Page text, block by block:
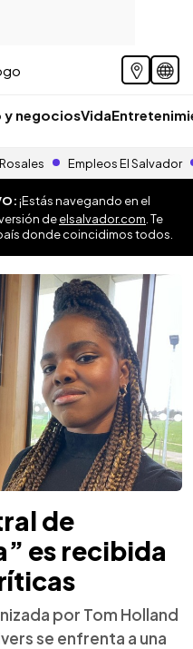
y negociosVida
Empleos El Salvador
¡Estás navegando en el
deelsalvador.com . Te
donde coincidimos todos.
de
es recibida
por Tom Holland
se enfrenta a una